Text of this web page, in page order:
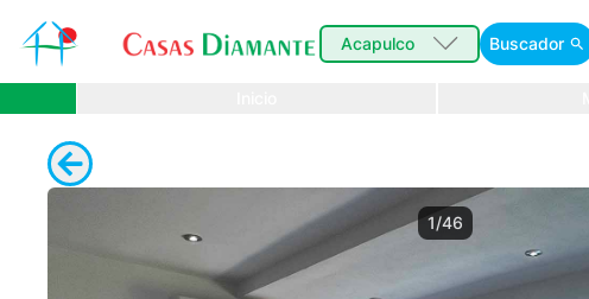
Acapulco Buscador
1/46